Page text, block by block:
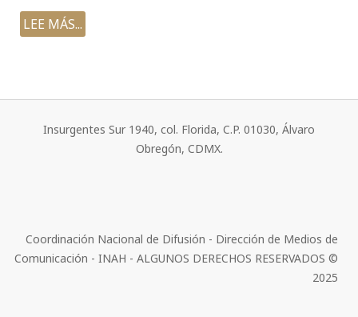
LEE MÁS...
Insurgentes Sur 1940, col. Florida, C.P. 01030, Álvaro
Obregón, CDMX.
Coordinación Nacional de Difusión - Dirección de Medios de
Comunicación - INAH - ALGUNOS DERECHOS RESERVADOS ©
2025